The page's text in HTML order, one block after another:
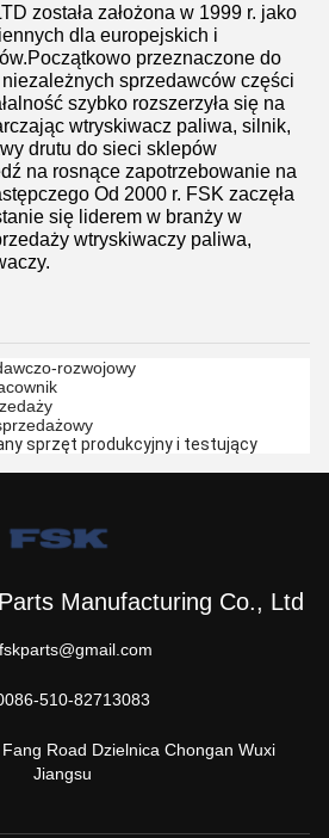
została założona w 1999 r. jako
dla europejskich i
przeznaczone do
sprzedawców części
szybko rozszerzyła się na
wtryskiwacz paliwa, silnik,
drutu do sieci sklepów
na rosnące zapotrzebowanie na
Od 2000 r. FSK zaczęła
się liderem w branży w
wtryskiwaczy paliwa,
rozwojowy
sprzęt produkcyjny i testujący
Manufacturing Co., Ltd
fskparts@gmail.com
510-82713083
Road Dzielnica Chongan Wuxi
Jiangsu